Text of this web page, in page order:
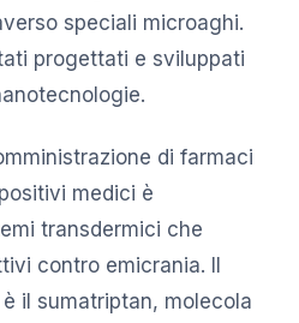
speciali microaghi.
progettati e sviluppati
di farmaci
medici è
transdermici che
contro emicrania. Il
il sumatriptan, molecola